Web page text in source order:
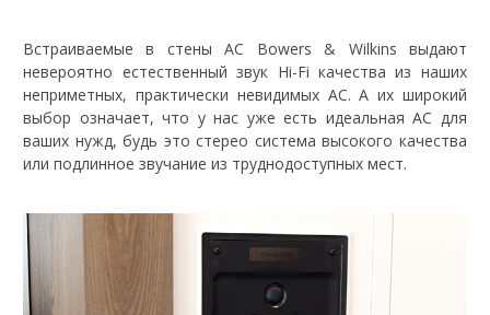
Встраиваемые в стены АС Bowers & Wilkins выдают
невероятно естественный звук Hi-Fi качества из наших
неприметных, практически невидимых АС. А их широкий
выбор означает, что у нас уже есть идеальная АС для
ваших нужд, будь это стерео система высокого качества
или подлинное звучание из труднодоступных мест.